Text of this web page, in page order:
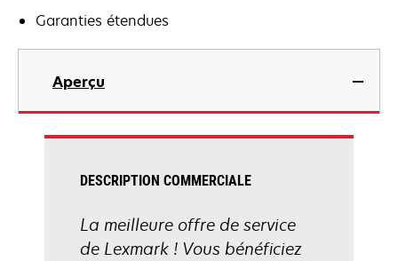
Garanties étendues
Aperçu
DESCRIPTION COMMERCIALE
La meilleure offre de service
de Lexmark ! Vous bénéficiez